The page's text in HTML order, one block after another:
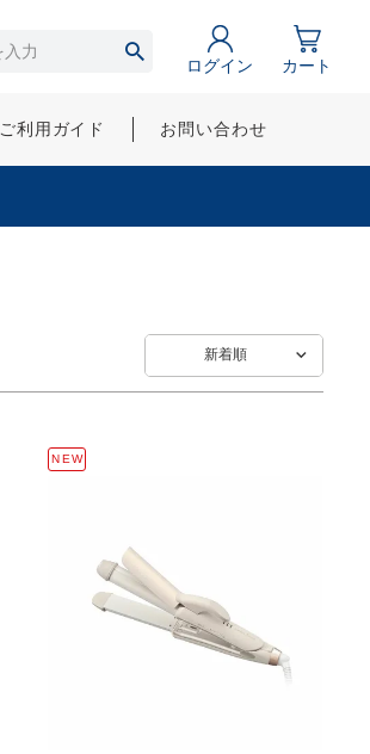
ログイン カート
ご利用ガイド お問い合わせ
新着順
NEW